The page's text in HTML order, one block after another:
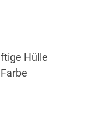
Hülle